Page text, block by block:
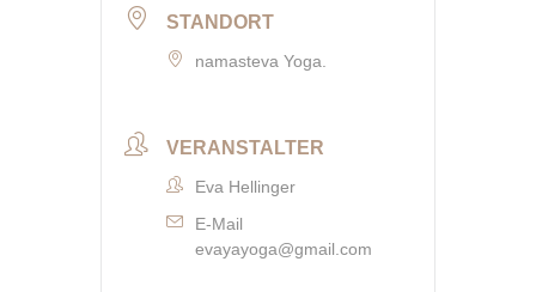
STANDORT
namasteva Yoga.
VERANSTALTER
Eva Hellinger
E-Mail
evayayoga@gmail.com